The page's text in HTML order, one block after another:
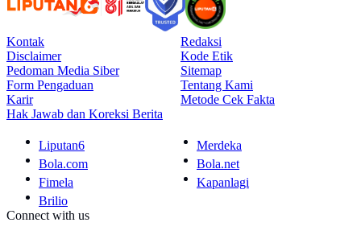
Kontak
Redaksi
Disclaimer
Kode Etik
Pedoman Media Siber
Sitemap
Form Pengaduan
Tentang Kami
Karir
Metode Cek Fakta
Hak Jawab dan Koreksi Berita
Liputan6
Merdeka
Bola.com
Bola.net
Fimela
Kapanlagi
Brilio
Connect with us